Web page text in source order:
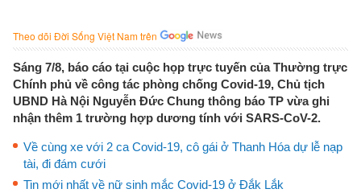
Theo dõi Đời Sống Việt Nam trên
Sáng 7/8, báo cáo tại cuộc họp trực tuyến của Thường trực
Chính phủ về công tác phòng chống Covid-19, Chủ tịch
UBND Hà Nội Nguyễn Đức Chung thông báo TP vừa ghi
nhận thêm 1 trường hợp dương tính với SARS-CoV-2.
Về cùng xe với 2 ca Covid-19, cô gái ở Thanh Hóa dự lễ nạp
tài, đi đám cưới
Tin mới nhất về nữ sinh mắc Covid-19 ở Đắk Lắk